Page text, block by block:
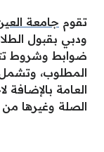
تقوم جامعة
ودبي بقبول
ضوابط وشروط
المطلوب، وتشمل
العامة بالإضافة
الصلة وغيرها